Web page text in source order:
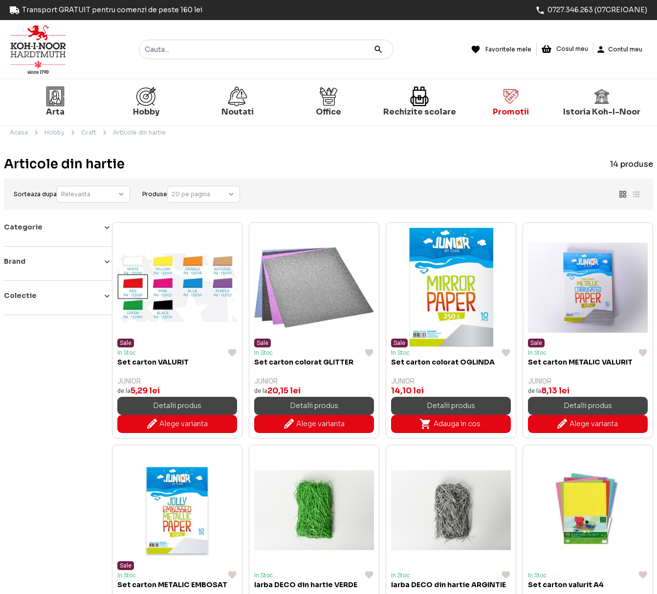
Transport GRATUIT pentru comenzi de peste 160 lei 0727.346.263 (07CREIOANE)
Favoritele mele Cosul meu Contul meu
Arta Hobby Noutati Office Rechizite scolare Promotii Istoria Koh-I-Noor
Acasa Hobby Craft Articole din hartie
Articole din hartie 14 produse
Sorteaza dupa Produse
Categorie
Brand
Colectie
Sale
In Stoc
Set carton VALURIT
JUNIOR
de la5,29 lei
Detalii produs
Alege varianta
Sale
In Stoc
Set carton colorat GLITTER
JUNIOR
de la20,15 lei
Detalii produs
Alege varianta
Sale
In Stoc
Set carton colorat OGLINDA
JUNIOR
14,10 lei
Detalii produs
Adauga in cos
Sale
In Stoc
Set carton METALIC VALURIT
JUNIOR
de la8,13 lei
Detalii produs
Alege varianta
Sale
In Stoc
Set carton METALIC EMBOSAT
In Stoc
Iarba DECO din hartie VERDE
In Stoc
Iarba DECO din hartie ARGINTIE
In Stoc
Set carton valurit A4